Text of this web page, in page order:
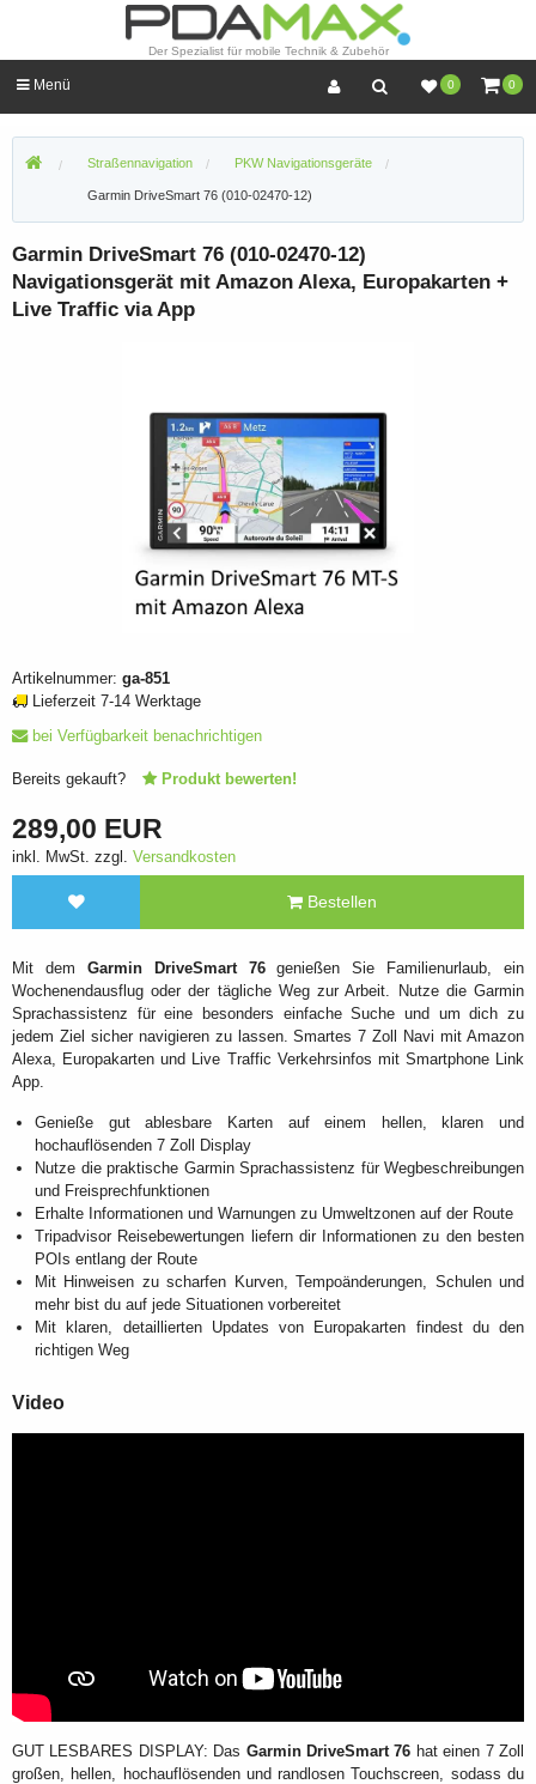
Der Spezialist für mobile Technik & Zubehör
0 0
Menü
Straßennavigation PKW Navigationsgeräte
Garmin DriveSmart 76 (010-02470-12)
Garmin DriveSmart 76 (010-02470-12)
Navigationsgerät mit Amazon Alexa, Europakarten +
Live Traffic via App
Artikelnummer: ga-851
Lieferzeit 7-14 Werktage
bei Verfügbarkeit benachrichtigen
Bereits gekauft? Produkt bewerten!
289,00 EUR
inkl. MwSt. zzgl. Versandkosten
Bestellen
Mit dem Garmin DriveSmart 76genießen Sie Familienurlaub, ein
Wochenendausflug oder der tägliche Weg zur Arbeit. Nutze die Garmin
Sprachassistenz für eine besonders einfache Suche und um dich zu
jedem Ziel sicher navigieren zu lassen. Smartes 7 Zoll Navi mit Amazon
Alexa, Europakarten und Live Traffic Verkehrsinfos mit Smartphone Link
App.
Genieße gut ablesbare Karten auf einem hellen, klaren und
hochauflösenden 7 Zoll Display
Nutze die praktische Garmin Sprachassistenz für Wegbeschreibungen
und Freisprechfunktionen
Erhalte Informationen und Warnungen zu Umweltzonen auf der Route
Tripadvisor Reisebewertungen liefern dir Informationen zu den besten
POIs entlang der Route
Mit Hinweisen zu scharfen Kurven, Tempoänderungen, Schulen und
mehr bist du auf jede Situationen vorbereitet
Mit klaren, detaillierten Updates von Europakarten findest du den
richtigen Weg
Video
GUT LESBARES DISPLAY: Das Garmin DriveSmart 76 hat einen 7 Zoll
großen, hellen, hochauflösenden und randlosen Touchscreen, sodass du